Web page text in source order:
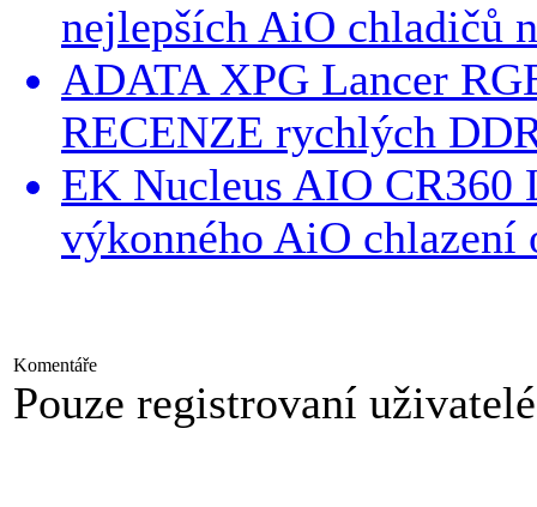
nejlepších AiO chladičů
ADATA XPG Lancer
RECENZE rychlých
EK Nucleus AIO CR360
výkonného AiO chlazení
Komentáře
Pouze registrovaní